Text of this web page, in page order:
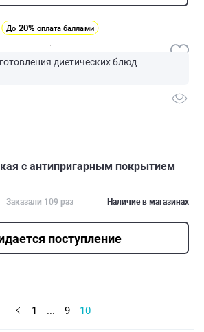
До 20% оплата баллами
диетических блюд
с антипригарным покрытием
Заказали 109 раз Наличие в магазинах
поступление
1 ... 9 10